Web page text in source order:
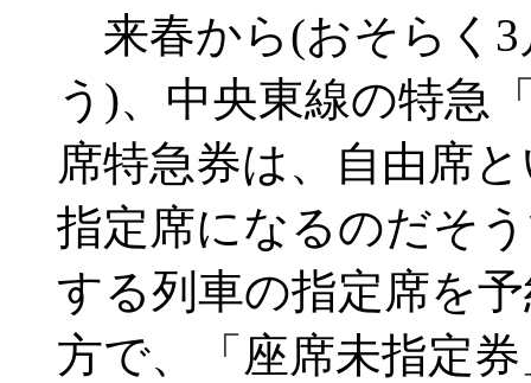
来春から(おそらく3
う)、中央東線の特急
席特急券は、自由席
指定席になるのだそ
する列車の指定席を
方で、「座席未指定